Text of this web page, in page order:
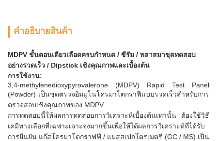
คําอธิบายสินค้า
MDPV ขั้นตอนเดียวเลือดครบกำหนด / ซีรัม / พลาสมาชุดทดสอบ
อย่างรวดเร็ว / Dipstick เชิงคุณภาพและเบื้องต้น
การใช้งาน:
3,4-methylenedioxypyrovalerone (MDPV) Rapid Test Panel
(Powder) เป็นชุดตรวจอิมมูโนโครมาโตกราฟีแบบรวดเร็วสำหรับการ
ตรวจสอบเชิงคุณภาพของ MDPV
การทดสอบนี้ให้ผลการทดสอบการวิเคราะห์เบื้องต้นเท่านั้น ต้องใช้วิธี
เคมีทางเลือกที่เฉพาะเจาะจงมากขึ้นเพื่อให้ได้ผลการวิเคราะห์ที่ได้รับ
การยืนยัน แก๊สโครมาโตกราฟฟี / แมสสเปกโตรเมตรี (GC / MS) เป็น